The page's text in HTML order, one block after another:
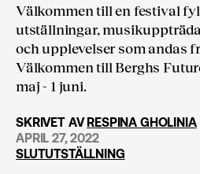
Välkommen till en festival
utställningar,
och upplevelser som andas
Välkommen till Berghs
maj - 1 juni.
SKRIVET AVRESPINA GHOLINIA
APRIL 27, 2022
SLUTUTSTÄLLNING